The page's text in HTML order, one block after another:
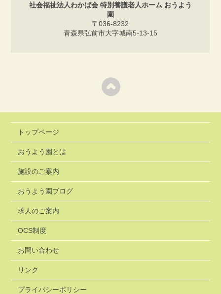
社会福祉法人わかば会 特別養護老人ホーム おうよう
園
〒036-8232
青森県弘前市大字城南5-13-15
トップページ
おうよう園とは
施設のご案内
おうよう園ブログ
求人のご案内
OCS制度
お問い合わせ
リンク
プライバシーポリシー